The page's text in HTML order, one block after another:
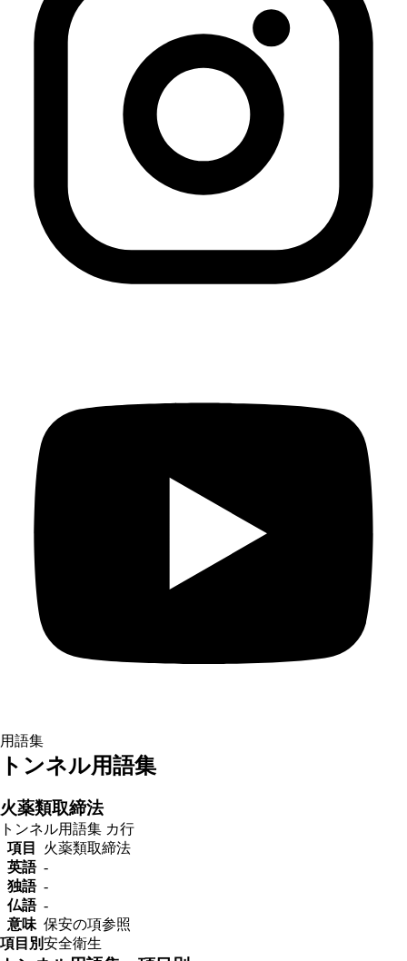
用語集
トンネル用語集
火薬類取締法
トンネル用語集 カ行
項目
火薬類取締法
英語 -
独語 -
仏語 -
意味 保安の項参照
項目別安全衛生